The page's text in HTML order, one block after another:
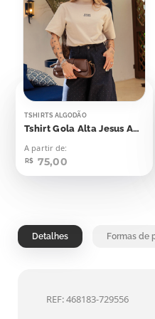
TSHIRTS ALGODÃO
Tshirt Gola Alta Jesus Aplicação
A partir de:
R$ 75,00
Detalhes Formas de
REF: 468183-729556